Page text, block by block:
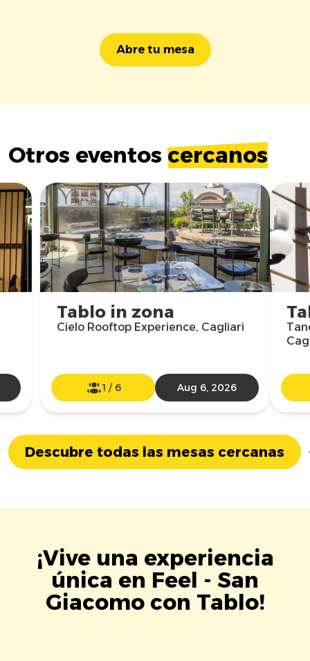
Abre tu mesa
Otros eventos cercanos
Tablo in zona
Cielo Rooftop Experience, Cagliari
1 / 6 Aug 6, 2026
Descubre todas las mesas cercanas
¡Vive una experiencia
única en Feel - San
Giacomo con Tablo!